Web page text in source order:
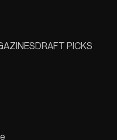
DRAFT PICKS